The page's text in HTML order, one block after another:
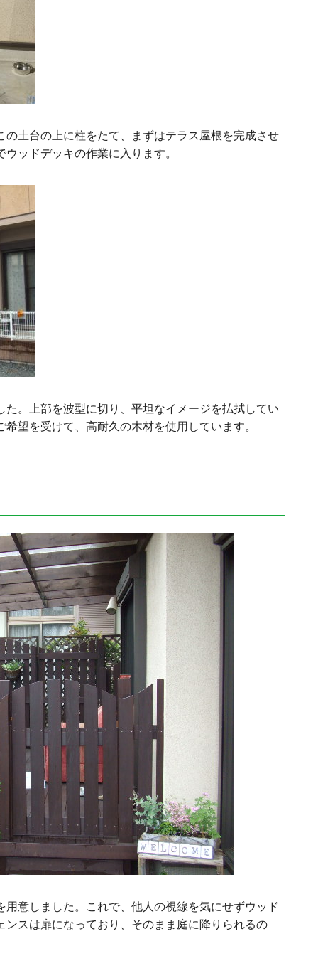
土台の上に柱をたて、まずはテラス屋根を完成させ
ッドデッキの作業に入ります。
。上部を波型に切り、平坦なイメージを払拭してい
望を受けて、高耐久の木材を使用しています。
意しました。これで、他人の視線を気にせずウッド
スは扉になっており、そのまま庭に降りられるの